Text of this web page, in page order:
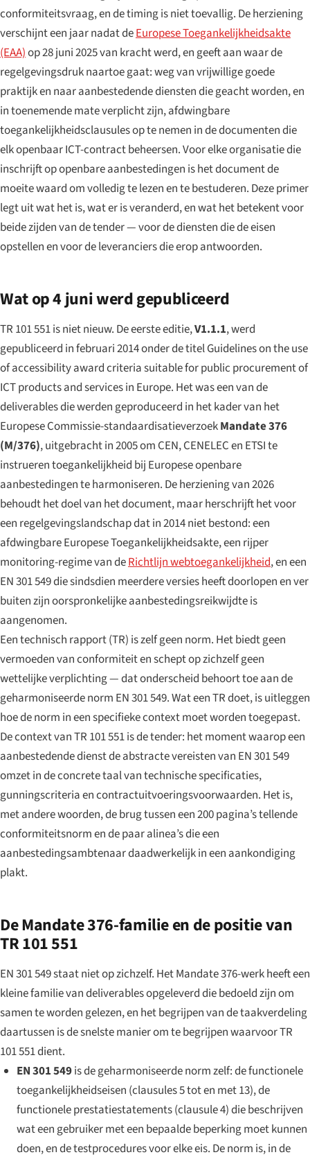
conformiteitsvraag, en de timing is niet toevallig. De herziening
verschijnt een jaar nadat deEuropese Toegankelijkheidsakte
(EAA)op 28 juni 2025 van kracht werd, en geeft aan waar de
regelgevingsdruk naartoe gaat: weg van vrijwillige goede
praktijk en naar aanbestedende diensten die geacht worden, en
in toenemende mate verplicht zijn, afdwingbare
toegankelijkheidsclausules op te nemen in de documenten die
elk openbaar ICT-contract beheersen. Voor elke organisatie die
inschrijft op openbare aanbestedingen is het document de
moeite waard om volledig te lezen en te bestuderen. Deze primer
legt uit wat het is, wat er is veranderd, en wat het betekent voor
beide zijden van de tender — voor de diensten die de eisen
opstellen en voor de leveranciers die erop antwoorden.
Wat op 4 juni werd gepubliceerd
TR 101 551 is niet nieuw. De eerste editie,V1.1.1, werd
gepubliceerd in februari 2014 onder de titelGuidelines on the use
of accessibility award criteria suitable for public procurement of
ICT products and services in Europe. Het was een van de
deliverables die werden geproduceerd in het kader van het
Europese Commissie-standaardisatieverzoekMandate 376
(M/376), uitgebracht in 2005 om CEN, CENELEC en ETSI te
instrueren toegankelijkheid bij Europese openbare
aanbestedingen te harmoniseren. De herziening van 2026
behoudt het doel van het document, maar herschrijft het voor
een regelgevingslandschap dat in 2014 niet bestond: een
afdwingbare Europese Toegankelijkheidsakte, een rijper
monitoring-regime van deRichtlijn webtoegankelijkheid, en een
EN 301 549 die sindsdien meerdere versies heeft doorlopen en ver
buiten zijn oorspronkelijke aanbestedingsreikwijdte is
aangenomen.
Een technisch rapport (TR) is zelf geen norm. Het biedt geen
vermoeden van conformiteit en schept op zichzelf geen
wettelijke verplichting — dat onderscheid behoort toe aan de
geharmoniseerde norm EN 301 549. Wat een TR doet, is uitleggen
hoe de norm in een specifieke context moet wordentoegepast.
De context van TR 101 551 is de tender: het moment waarop een
aanbestedende dienst de abstracte vereisten van EN 301 549
omzet in de concrete taal van technische specificaties,
gunningscriteria en contractuitvoeringsvoorwaarden. Het is,
met andere woorden, de brug tussen een 200 pagina’s tellende
conformiteitsnorm en de paar alinea’s die een
aanbestedingsambtenaar daadwerkelijk in een aankondiging
plakt.
De Mandate 376-familie en de positie van
TR 101 551
EN 301 549 staat niet op zichzelf. Het Mandate 376-werk heeft een
kleine familie van deliverables opgeleverd die bedoeld zijn om
samen te worden gelezen, en het begrijpen van de taakverdeling
daartussen is de snelste manier om te begrijpen waarvoor TR
101 551 dient.
EN 301 549is de geharmoniseerde norm zelf: de functionele
toegankelijkheidseisen (clausules 5 tot en met 13), de
functionele prestatiestatements (clausule 4) die beschrijven
wat een gebruiker met een bepaalde beperking moet kunnen
doen, en de testprocedures voor elke eis. De norm is, in de